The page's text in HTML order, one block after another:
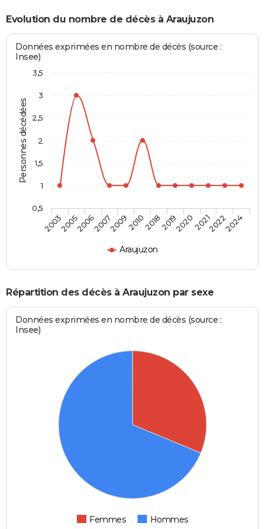
Evolution du nombre de décès à Araujuzon
Personnes décédées
Données exprimées en nombre de décès (source :
Insee)
Araujuzon
200320052006200720092010201820192020202120222024
0,5
1
1,5
2
2,5
3
3,5
Répartition des décès à Araujuzon par sexe
Données exprimées en nombre de décès (source :
Insee)
Femmes Hommes